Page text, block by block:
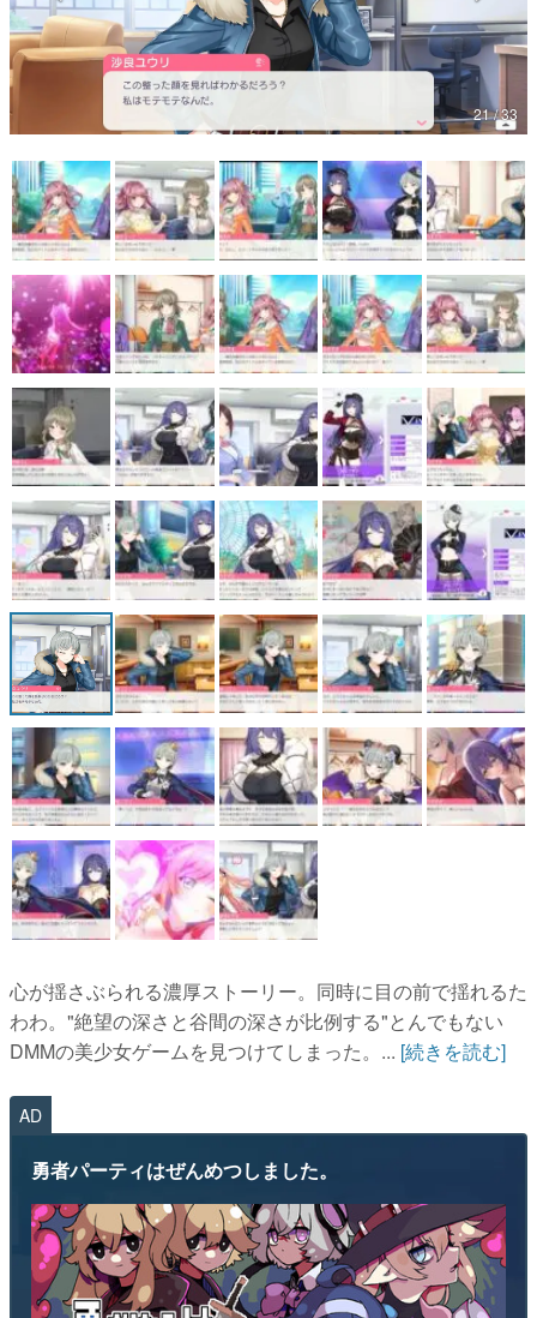
カテゴリ
女性向け
アプリレビュー
その他
電ファミニコゲーマーとは？
運営：株式会社マレ
21 / 33
心が揺さぶられる濃厚ストーリー。同時に目の前で揺れるた
わわ。"絶望の深さと谷間の深さが比例する"とんでもない
DMMの美少女ゲームを見つけてしまった。... [続きを読む]
AD
勇者パーティはぜんめつしました。